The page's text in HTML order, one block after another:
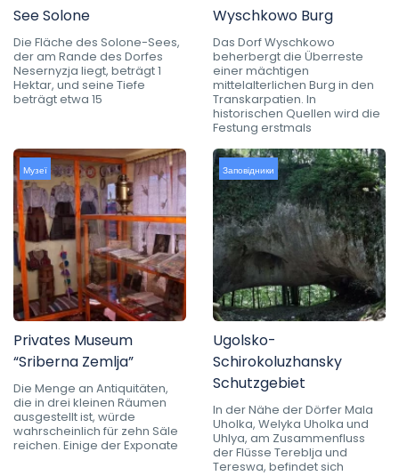
See Solone
Die Fläche des Solone-Sees,
der am Rande des Dorfes
Nesernyzja liegt, beträgt 1
Hektar, und seine Tiefe
beträgt etwa 15
Wyschkowo Burg
Das Dorf Wyschkowo
beherbergt die Überreste
einer mächtigen
mittelalterlichen Burg in den
Transkarpatien. In
historischen Quellen wird die
Festung erstmals
Музеї
Privates Museum
“Sriberna Zemlja”
Die Menge an Antiquitäten,
die in drei kleinen Räumen
ausgestellt ist, würde
wahrscheinlich für zehn Säle
reichen. Einige der Exponate
Заповідники
Ugolsko-
Schirokoluzhansky
Schutzgebiet
In der Nähe der Dörfer Mala
Uholka, Welyka Uholka und
Uhlya, am Zusammenfluss
der Flüsse Tereblja und
Tereswa, befindet sich